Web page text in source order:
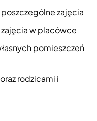
zajęcia
w placówce
pomieszczeń
rodzicami i